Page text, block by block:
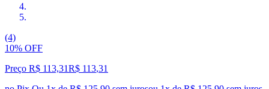
(4)
10% OFF
Preço R$ 113,31R$ 113,31